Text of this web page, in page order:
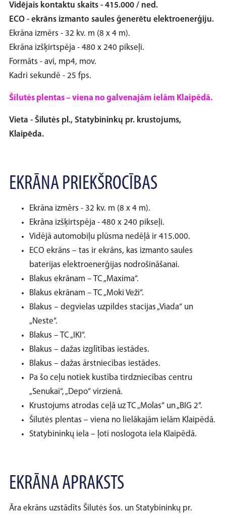
Vidējais kontaktu skaits - 415.000 / ned.
ECO - ekrāns izmanto saules ģenerētu elektroenerģiju.
Ekrāna izmērs - 32 kv. m (8 x 4 m).
Ekrāna izšķirtspēja - 480 x 240 pikseļi.
Formāts - avi, mp4, mov.
Kadri sekundē - 25 fps.
Šilutės plentas – viena no galvenajām ielām Klaipēdā.
Vieta - Šilutės pl., Statybininkų pr. krustojums,
Klaipēda.
EKRĀNA PRIEKŠROCĪBAS
Ekrāna izmērs - 32 kv. m (8 x 4 m).
Ekrāna izšķirtspēja - 480 x 240 pikseļi.
Vidējā automobiļu plūsma nedēļā ir 415.000.
ECO ekrāns – tas ir ekrāns, kas izmanto saules
baterijas elektroenerģijas nodrošināšanai.
Blakus ekrānam – TC „Maxima“.
Blakus ekrānam – TC „Moki Veži“.
Blakus – degvielas uzpildes stacijas „Viada“ un
„Neste“.
Blakus – TC „IKI“.
Blakus – dažas izglītības iestādes.
Blakus – dažas ārstniecības iestādes.
Pa šo ceļu notiek kustība tirdzniecības centru
„Senukai“, „Depo“ virzienā.
Krustojums atrodas ceļā uz TC „Molas“ un „BIG 2“.
Šilutės plentas – viena no lielākajām ielām Klaipēdā.
Statybininkų iela – ļoti noslogota iela Klaipēdā.
EKRĀNA APRAKSTS
Āra ekrāns uzstādīts Šilutės šos. un Statybininkų pr.